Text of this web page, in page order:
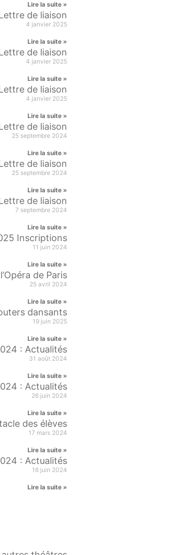
Lire la suite »
de liaison
4 janvier 2025
Lire la suite »
de liaison
4 janvier 2025
Lire la suite »
de liaison
4 janvier 2025
Lire la suite »
de liaison
25 septembre 2024
Lire la suite »
de liaison
25 septembre 2024
Lire la suite »
de liaison
7 septembre 2024
Lire la suite »
Inscriptions
11 juin 2024
Lire la suite »
de Paris
25 avril 2024
Lire la suite »
dansants
19 juin 2025
Lire la suite »
: Actualités
31 août 2024
Lire la suite »
: Actualités
26 juin 2024
Lire la suite »
des élèves
17 mars 2024
Lire la suite »
: Actualités
16 juin 2024
Lire la suite »